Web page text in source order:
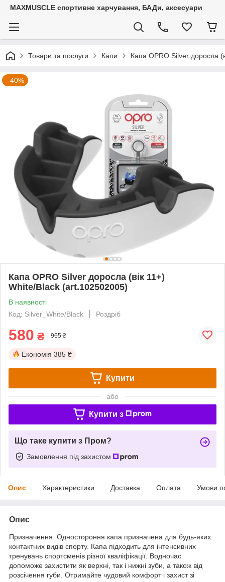
MAXMUSCLE спортивне харчування, БАДи, аксесуари
Товари та послуги Капи Капа OPRO Silver доросла
–40%
Капа OPRO Silver доросла (вік 11+)
White/Black (art.102502005)
В наявності
Код: Silver_White/Black
Роздріб
580 ₴ 965 ₴
Економія 385 ₴
Купити
або
Купити з
Що таке купити з Пром?
Замовлення під захистом
Опис Характеристики Доставка Оплата Умови
Опис
Призначення: Одностороння капа призначена для будь-яких
контактних видів спорту. Капа підходить для інтенсивних
тренувань спортсменів різної кваліфікації. Водночас
допоможе захистити як верхні, так і нижні зуби, а також від
розсічення губи. Отримайте чудовий комфорт і захист зі